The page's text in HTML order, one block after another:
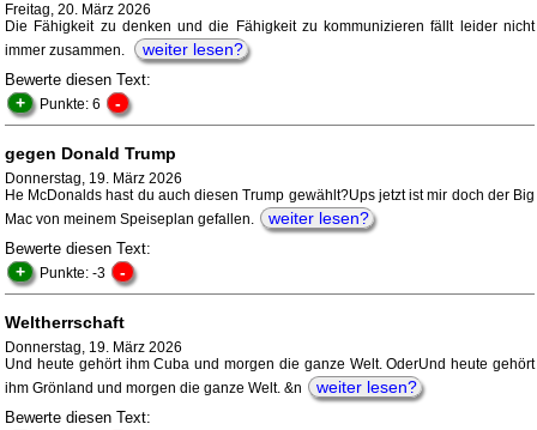
Freitag, 20. März 2026
Die Fähigkeit zu denken und die Fähigkeit zu kommunizieren fällt leider nicht
immer zusammen.
weiter lesen?
Bewerte diesen Text:
+ Punkte: 6 -
gegen Donald Trump
Donnerstag, 19. März 2026
He McDonalds hast du auch diesen Trump gewählt?Ups jetzt ist mir doch der Big
Mac von meinem Speiseplan gefallen.
weiter lesen?
Bewerte diesen Text:
+ Punkte: -3 -
Weltherrschaft
Donnerstag, 19. März 2026
Und heute gehört ihm Cuba und morgen die ganze Welt. OderUnd heute gehört
ihm Grönland und morgen die ganze Welt. &n
weiter lesen?
Bewerte diesen Text: